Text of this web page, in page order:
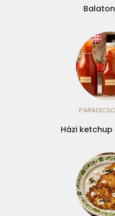
Házi ketchup